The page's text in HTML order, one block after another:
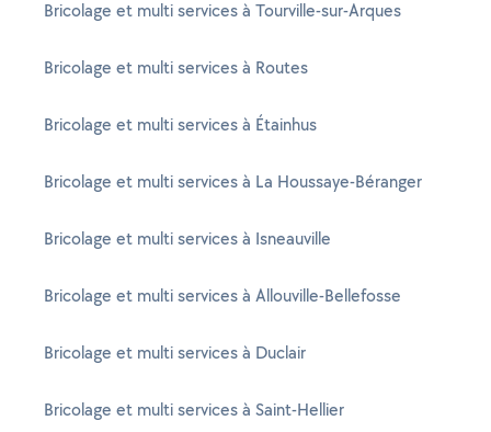
Bricolage et multi services à Tourville-sur-Arques
Bricolage et multi services à Routes
Bricolage et multi services à Étainhus
Bricolage et multi services à La Houssaye-Béranger
Bricolage et multi services à Isneauville
Bricolage et multi services à Allouville-Bellefosse
Bricolage et multi services à Duclair
Bricolage et multi services à Saint-Hellier